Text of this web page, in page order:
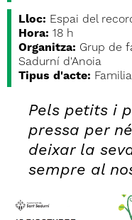
Lloc: Espai del
Hora: 18 h
Organitza: Grup de
Sadurní d'Anoia
Tipus d'acte:
Pels petits i
pressa per
deixar la
sempre al